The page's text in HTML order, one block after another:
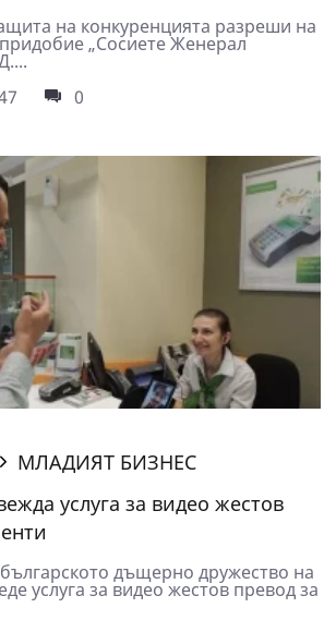
на конкуренцията разреши на
„Сосиете Женерал
0
МЛАДИЯТ БИЗНЕС
услуга за видео жестов
дъщерно дружество на
услуга за видео жестов превод за